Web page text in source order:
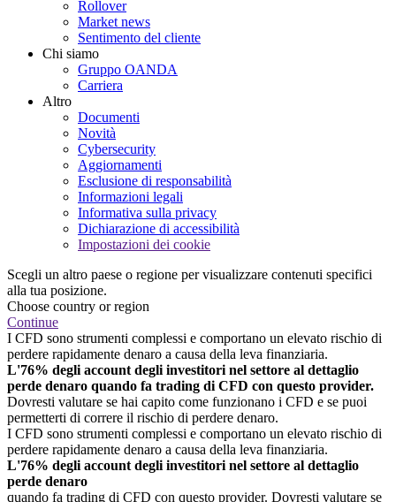
Rollover
Market news
Sentimento del cliente
Chi siamo
Gruppo OANDA
Carriera
Altro
Documenti
Novità
Cybersecurity
Aggiornamenti
Esclusione di responsabilità
Informazioni legali
Informativa sulla privacy
Dichiarazione di accessibilità
Impostazioni dei cookie
Scegli un altro paese o regione per visualizzare contenuti specifici
alla tua posizione.
Choose country or region
Continue
I CFD sono strumenti complessi e comportano un elevato rischio di
perdere rapidamente denaro a causa della leva finanziaria.
L'76% degli account degli investitori nel settore al dettaglio
perde denaro quando fa trading di CFD con questo provider.
Dovresti valutare se hai capito come funzionano i CFD e se puoi
permetterti di correre il rischio di perdere denaro.
I CFD sono strumenti complessi e comportano un elevato rischio di
perdere rapidamente denaro a causa della leva finanziaria.
L'76% degli account degli investitori nel settore al dettaglio
perde denaro
quando fa trading di CFD con questo provider. Dovresti valutare se